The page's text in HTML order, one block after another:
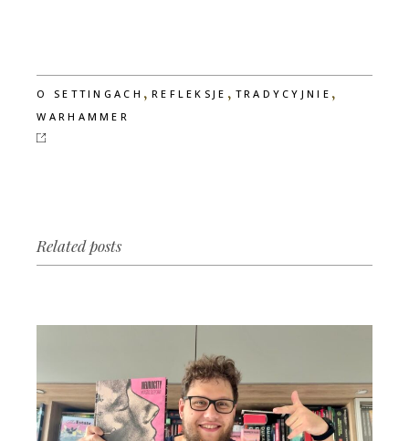
O SETTINGACH , REFLEKSJE , TRADYCYJNIE ,
WARHAMMER
Related posts